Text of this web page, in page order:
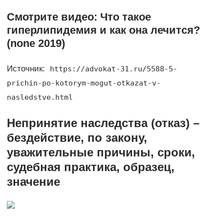
Смотрите видео: Что такое
гиперлипидемия и как она лечится?
(none 2019)
Источник:
https://advokat-31.ru/5588-5-
prichin-po-kotorym-mogut-otkazat-v-
nasledstve.html
Непринятие наследства (отказ) –
бездействие, по закону,
уважительные причины, сроки,
судебная практика, образец,
значение